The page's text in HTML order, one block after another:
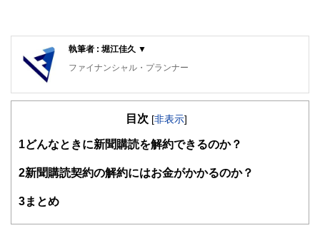
執筆者 : 堀江佳久 ▼
ファイナンシャル・プランナー
中小企業診断士
理科系サラリーマン部長。趣味が貯金であり、株・FX・仮
場でお金に関することをアドバイスすることをライフワーク
目次 [非表示]
1 どんなときに新聞購読を解約できるのか？
2新聞購読契約の解約にはお金がかかるのか？
3まとめ